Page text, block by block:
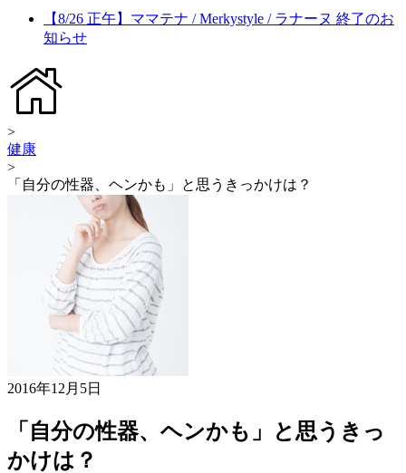
【8/26 正午】ママテナ / Merkystyle / ラナーヌ 終了のお
知らせ
>
健康
>
「自分の性器、ヘンかも」と思うきっかけは？
2016年12月5日
「自分の性器、ヘンかも」と思うきっ
かけは？